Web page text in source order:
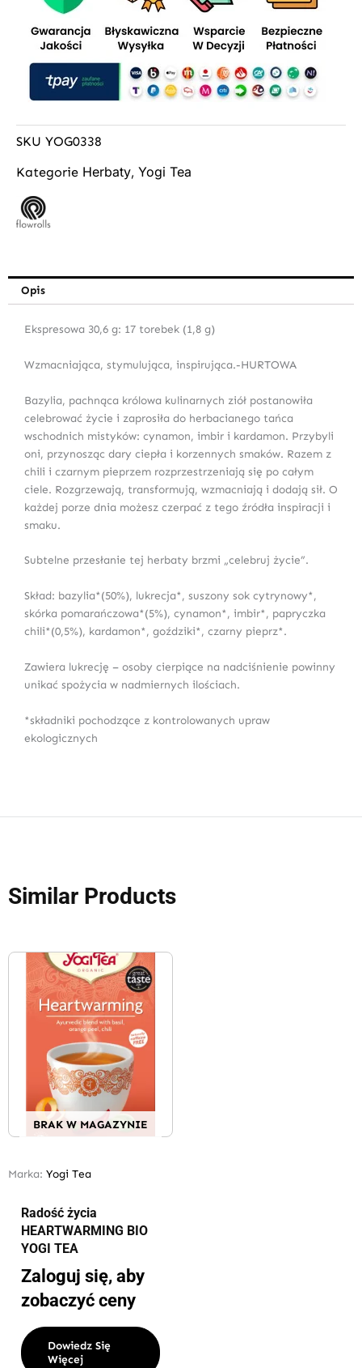
SKU YOG0338
Kategorie Herbaty, Yogi Tea
Opis
Ekspresowa 30,6 g: 17 torebek (1,8 g)
Wzmacniająca, stymulująca, inspirująca.-HURTOWA
Bazylia, pachnąca królowa kulinarnych ziół postanowiła
celebrować życie i zaprosiła do herbacianego tańca
wschodnich mistyków: cynamon, imbir i kardamon. Przybyli
oni, przynosząc dary ciepła i korzennych smaków. Razem z
chili i czarnym pieprzem rozprzestrzeniają się po całym
ciele. Rozgrzewają, transformują, wzmacniają i dodają sił. O
każdej porze dnia możesz czerpać z tego źródła inspiracji i
smaku.
Subtelne przesłanie tej herbaty brzmi „celebruj życie”.
Skład: bazylia*(50%), lukrecja*, suszony sok cytrynowy*,
skórka pomarańczowa*(5%), cynamon*, imbir*, papryczka
chili*(0,5%), kardamon*, goździki*, czarny pieprz*.
Zawiera lukrecję – osoby cierpiące na nadciśnienie powinny
unikać spożycia w nadmiernych ilościach.
*składniki pochodzące z kontrolowanych upraw
ekologicznych
Similar Products
BRAK W MAGAZYNIE
Marka: Yogi Tea
Radość życia
HEARTWARMING BIO
YOGI TEA
Zaloguj się, aby
zobaczyć ceny
Dowiedz Się
Więcej